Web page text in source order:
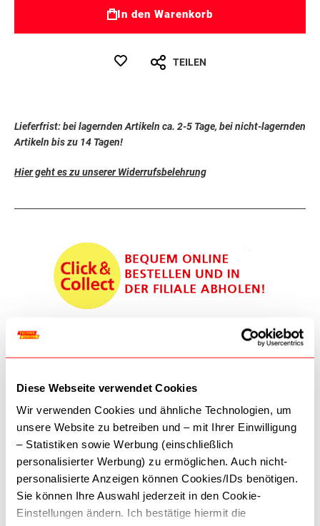
Diese Webseite verwendet Cookies
Wir verwenden Cookies und ähnliche Technologien, um
unsere Website zu betreiben und – mit Ihrer Einwilligung
– Statistiken sowie Werbung (einschließlich
personalisierter Werbung) zu ermöglichen. Auch nicht-
personalisierte Anzeigen können Cookies/IDs benötigen.
Sie können Ihre Auswahl jederzeit in den Cookie-
Einstellungen ändern. Ich bestätige hiermit die
In den Warenkorb
TEILEN
Lieferfrist: bei lagernden Artikeln ca. 2-5 Tage, bei nicht-lagernden
Artikeln bis zu 14 Tagen!
Hier geht es zu unserer Widerrufsbelehrung
Achtung! Jedes Produkt ist bestellbar, einige Produkte sind jedoch
nicht im Geschäftslokal lagernd - bei dringenden Bestellungen
bitten wir um Anfrage, um eine rasche Abholung zu gewährleisten!
TELEFON:01 587 7434
Kontaktieren Sie uns
ÖFFNUNGSZEITEN:
Montag-Freitag: 09:30-18:30
Samstag: 09:30-18:00